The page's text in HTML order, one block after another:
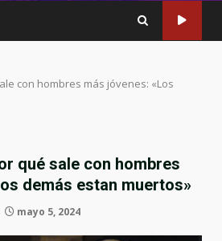
con hombres más jóvenes: «Los
qué sale con hombres
demás estan muertos»
mayo 5, 2024